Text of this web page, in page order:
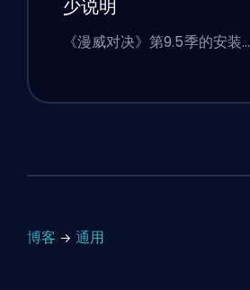
少说明
《漫威对决》第9.5季的安装…
博客 通用